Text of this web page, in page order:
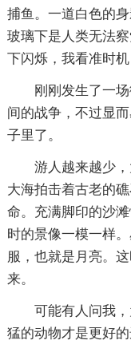
捕鱼。一道白色的
玻璃下是人类无法
下闪烁，我看准时
刚刚发生了一
间的战争，不过显
子里了。
游人越来越少
大海拍击着古老的
命。充满脚印的沙
时的景像一模一样
服，也就是月亮。
来。
可能有人问我
猛的动物才是更好的